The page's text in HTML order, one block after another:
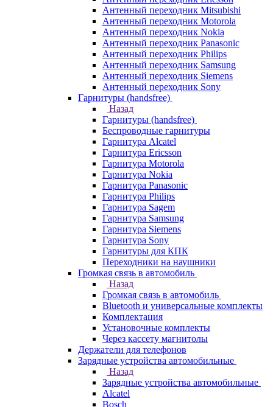
Антенный переходник Mitsubishi
Антенный переходник Motorola
Антенный переходник Nokia
Антенный переходник Panasonic
Антенный переходник Philips
Антенный переходник Samsung
Антенный переходник Siemens
Антенный переходник Sony
Гарнитуры (handsfree)
Назад
Гарнитуры (handsfree)
Беспроводные гарнитуры
Гарнитура Alcatel
Гарнитура Ericsson
Гарнитура Motorola
Гарнитура Nokia
Гарнитура Panasonic
Гарнитура Philips
Гарнитура Sagem
Гарнитура Samsung
Гарнитура Siemens
Гарнитура Sony
Гарнитуры для КПК
Переходники на наушники
Громкая связь в автомобиль
Назад
Громкая связь в автомобиль
Bluetooth и универсальные комплекты
Комплектация
Установочные комплекты
Через кассету магнитолы
Держатели для телефонов
Зарядные устройства автомобильные
Назад
Зарядные устройства автомобильные
Alcatel
Bosch